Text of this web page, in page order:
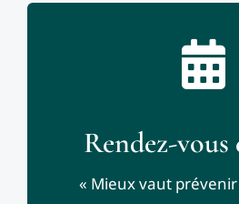
Rendez-vous
« Mieux vaut